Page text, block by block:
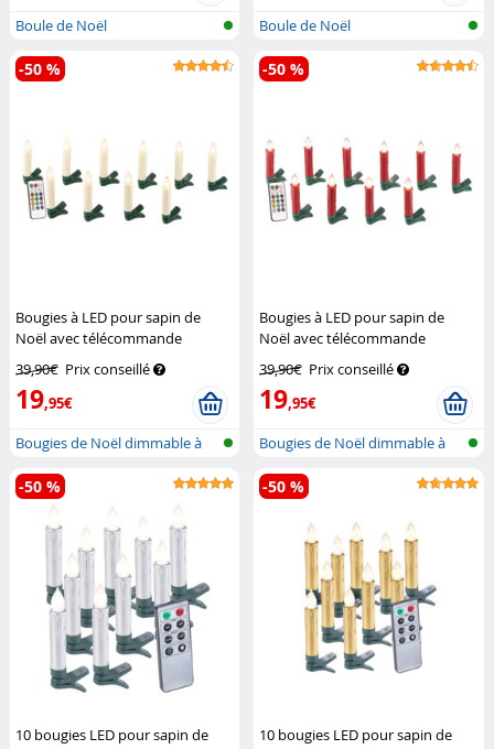
Boule de Noël
Boule de Noël
Bougies à LED pour sapin de
Noël avec télécommande
infrarouge - x10 - blanc
39,90€ Prix conseillé
19,95€
-50 %
Bougies de Noël dimmable à
LED avec...
Bougies à LED pour sapin de
Noël avec télécommande
infrarouge - x10 - rouge
39,90€ Prix conseillé
19,95€
-50 %
Bougies de Noël dimmable à
LED avec...
10 bougies LED pour sapin de
-50 %
10 bougies LED pour sapin de
-50 %